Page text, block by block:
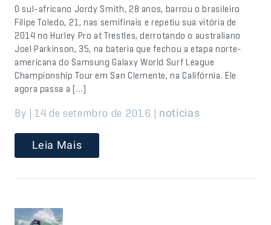
O sul-africano Jordy Smith, 28 anos, barrou o brasileiro
Filipe Toledo, 21, nas semifinais e repetiu sua vitória de
2014 no Hurley Pro at Trestles, derrotando o australiano
Joel Parkinson, 35, na bateria que fechou a etapa norte-
americana do Samsung Galaxy World Surf League
Championship Tour em San Clemente, na Califórnia. Ele
agora passa a […]
By | 14 de setembro de 2016 | noticias
Leia Mais